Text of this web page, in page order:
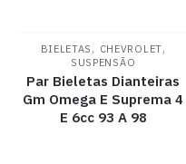
BIELETAS , CHEVROLET,
SUSPENSÃO
Par Bieletas Dianteiras
Gm Omega E Suprema 4
E 6cc 93 A 98